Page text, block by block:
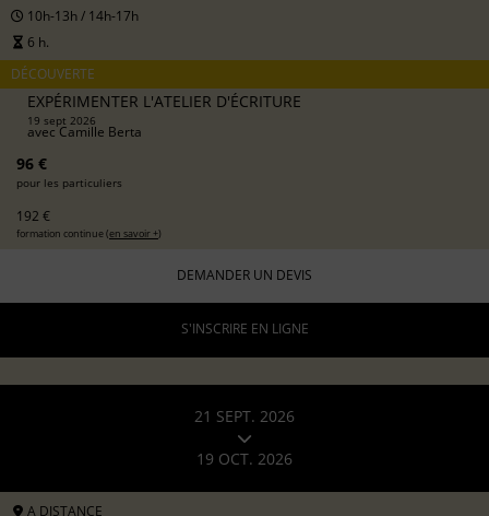
10h-13h / 14h-17h
6 h.
DÉCOUVERTE
EXPÉRIMENTER L'ATELIER D'ÉCRITURE
19 sept 2026
avecCamille Berta
96 €
pour les particuliers
192 €
formation continue (en savoir +)
DEMANDER UN DEVIS
S'INSCRIRE EN LIGNE
21 SEPT. 2026
19 OCT. 2026
A DISTANCE